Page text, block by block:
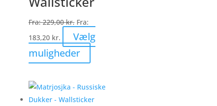
Fra:229,00kr. Fra:
183,20 kr.
Vælg
muligheder
vare
flere
varianter.